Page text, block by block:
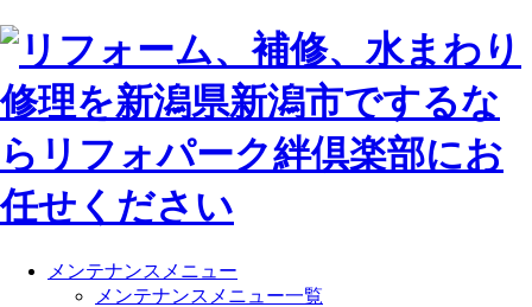
メンテナンスメニュー
メンテナンスメニュー一覧